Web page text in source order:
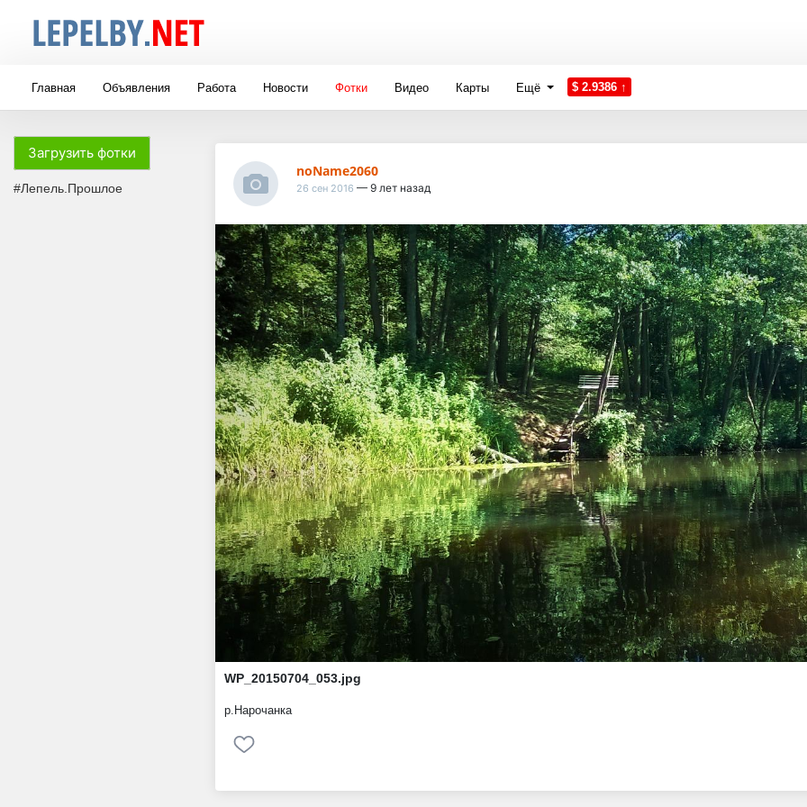
Главная Объявления Работа Новости Фотки Видео Карты Ещё $ 2.9386 ↑
Загрузить фотки
#Лепель.Прошлое
noName2060
26 сен 2016 — 9 лет назад
WP_20150704_053.jpg
р.Нарочанка